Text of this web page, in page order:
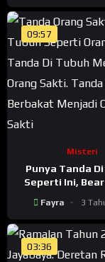
09:57
Misteri
Punya Tanda
Seperti Ini,
Sakti
Fayra 3
03:36